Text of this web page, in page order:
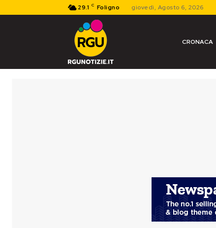
29.1 C Foligno giovedì, Agosto 6, 2026
CRONACA